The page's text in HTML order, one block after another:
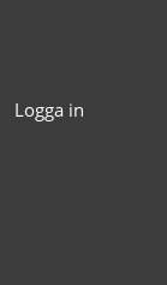
Logga in